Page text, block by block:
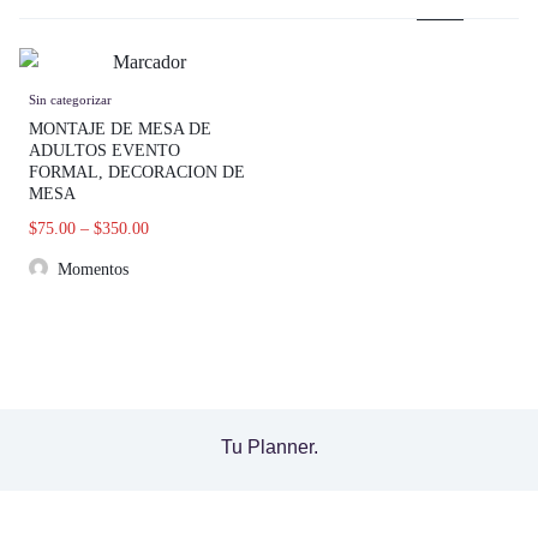
Sin categorizar
MONTAJE DE MESA DE
ADULTOS EVENTO
FORMAL, DECORACION DE
MESA
$75.00 – $350.00
Momentos
Tu Planner.